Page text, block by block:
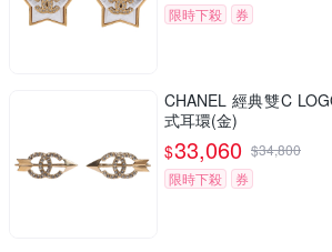
限時下殺 券
CHANEL 經典雙C
式耳環(金)
$33,060 $34,800
限時下殺
券